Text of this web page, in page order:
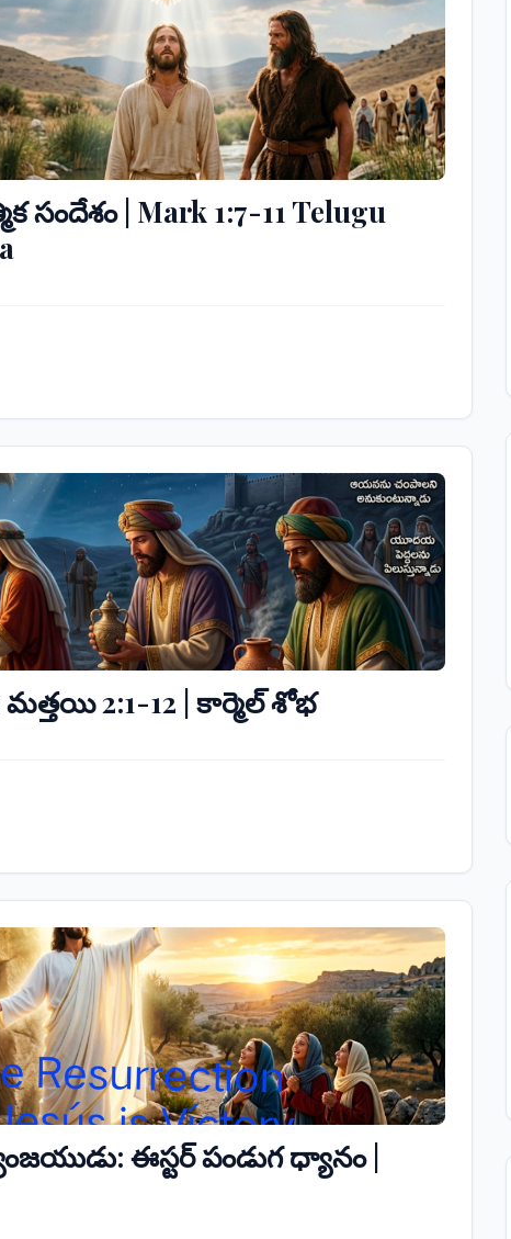
సందేశం | Mark 1:7-11 Telugu
2:1-12 | కార్మెల్ శోభ
ఈస్టర్ పండుగ ధ్యానం |